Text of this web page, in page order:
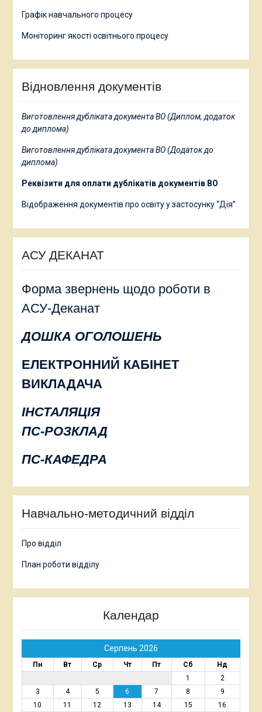
Графік навчального процесу
Моніторинг якості освітнього процесу
Відновлення документів
Виготовлення дубліката документа ВО (Диплом, додаток
до диплома)
Виготовлення дубліката документа ВО (Додаток до
диплома)
Реквізити для оплати дублікатів документів ВО
Відображення документів про освіту у застосунку “Дія”
АСУ ДЕКАНАТ
Форма звернень щодо роботи в
АСУ-Деканат
ДОШКА ОГОЛОШЕНЬ
ЕЛЕКТРОННИЙ КАБІНЕТ
ВИКЛАДАЧА
ІНСТАЛЯЦІЯ
ПС-РОЗКЛАД
ПС-КАФЕДРА
Навчально-методичний відділ
Про відділ
План роботи відділу
Календар
Серпень 2026
Пн Вт Ср Чт Пт Сб
Нд
1
2
3
4 5 6 7 8
9
10
11 12 13 14 15 16